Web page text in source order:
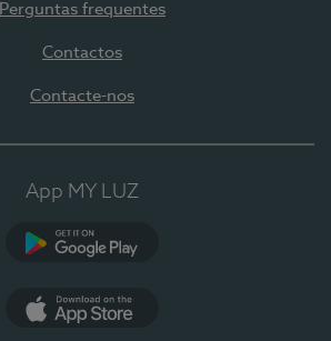
Perguntas frequentes
Contactos
Contacte-nos
App MY LUZ